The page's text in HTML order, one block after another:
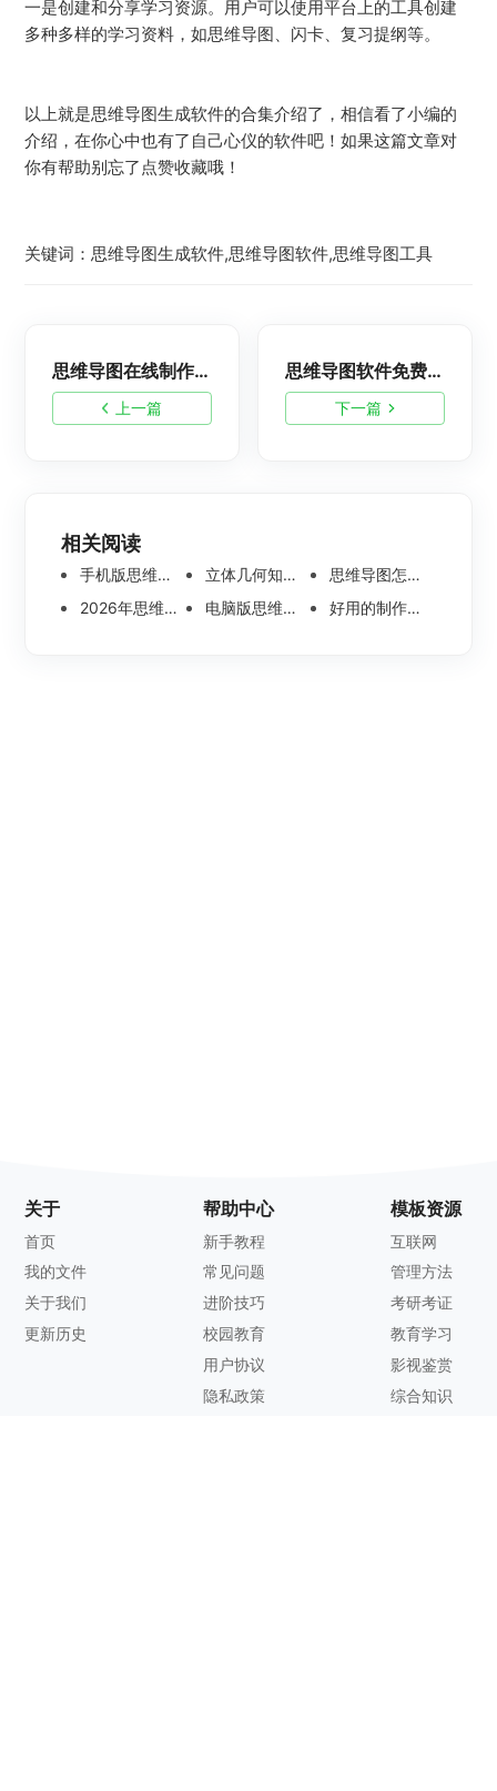
一是创建和分享学习资源。用户可以使用平台上的工具创建
多种多样的学习资料，如思维导图、闪卡、复习提纲等。
以上就是思维导图生成软件的合集介绍了，相信看了小编的
介绍，在你心中也有了自己心仪的软件吧！如果这篇文章对
你有帮助别忘了点赞收藏哦！
关键词：思维导图生成软件,思维导图软件,思维导图工具
上一篇
思维导图在线制作，不用下载的思维导图软件分享
下一篇
思维导图软件免费版哪个好？这五款真的要知道！！
相关阅读
手机版思维导图软件哪个好 使用教程分享 立体几何知识点思维导图模板分享 思维导图怎么画
思维导图怎么画简单又漂亮 内附精美模板案例分享
2026年思维导图软件哪个好 最新免费思维导图软件测评
电脑版思维导图软件哪个好？可离线编辑的思维导图工具盘点 好用的制作思维导图软件有哪些？五款高分思维导图工具盘点
关于
首页
我的文件
关于我们
更新历史
帮助中心
新手教程
常见问题
进阶技巧
校园教育
用户协议
隐私政策
模板资源
互联网
管理方法
考研考证
教育学习
影视鉴赏
综合知识